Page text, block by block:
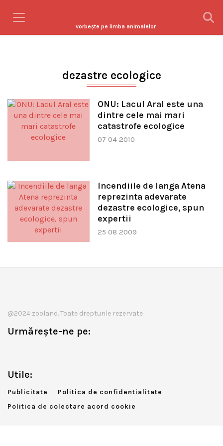
vorbeşte pe limba animalelor
dezastre ecologice
ONU: Lacul Aral este una
dintre cele mai mari
catastrofe ecologice
07 04 2010
Incendiile de langa Atena
reprezinta adevarate
dezastre ecologice, spun
expertii
25 08 2009
@2024 zooland. Toate drepturile rezervate
Urmărește-ne pe:
Utile:
Publicitate
Politica de confidentialitate
Politica de colectare acord cookie